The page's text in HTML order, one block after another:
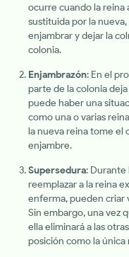
ocurre cuando la reina
sustituida por la
enjambrar y dejar la
colonia.
Enjambrazón: En el
parte de la colonia
puede haber una
como una o varias
la nueva reina tome el
enjambre.
Supersedura: Durante
reemplazar a la reina
enferma, pueden criar
Sin embargo, una vez
ella eliminará a las
posición como la única